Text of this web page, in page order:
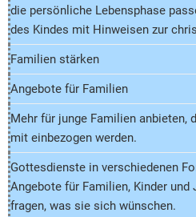
die persönliche Lebensphase
des Kindes mit Hinweisen zur
Familien stärken
Angebote für Familien
Mehr für junge Familien anbieten,
mit einbezogen werden.
Gottesdienste in verschiedenen
Angebote für Familien, Kinder und
fragen, was sie sich wünschen.